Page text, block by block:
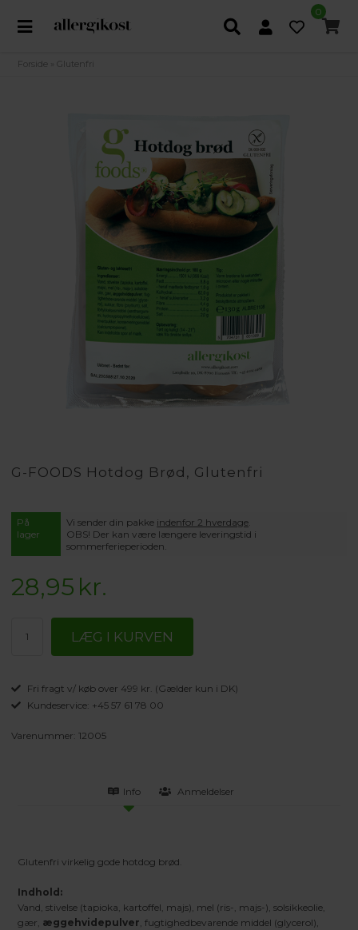
0
Forside »Glutenfri
G-FOODS Hotdog Brød, Glutenfri
På
lager
Vi sender din pakke indenfor 2 hverdage
OBS! Der kan være længere leveringstid i
sommerferieperioden.
28,95 kr.
Fri fragt v/ køb over 499 kr. (Gælder kun i DK)
Kundeservice: +45 57 61 78 00
Varenummer:12005
Info Anmeldelser
Glutenfri virkelig gode hotdog brød.
Indhold:
Vand, stivelse (tapioka, kartoffel, majs), mel (ris-, majs-), solsikkeolie,
gær, æggehvidepulver , fugtighedbevarende middel (glycerol),